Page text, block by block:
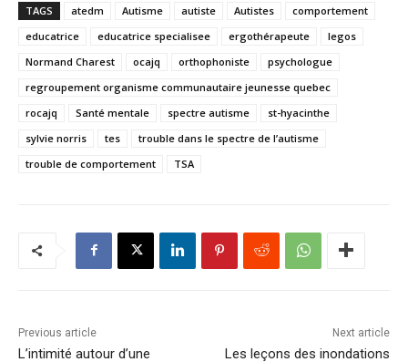
TAGS atedm Autisme autiste Autistes
comportement
educatrice
educatrice specialisee ergothérapeute
legos
Normand Charest
ocajq orthophoniste
psychologue
regroupement organisme communautaire jeunesse quebec
rocajq
Santé mentale spectre autisme
st-hyacinthe
sylvie norris
tes
trouble dans le spectre de l’autisme
trouble de comportement
TSA
Previous article
L’intimité autour d’une
Next article
Les leçons des inondations